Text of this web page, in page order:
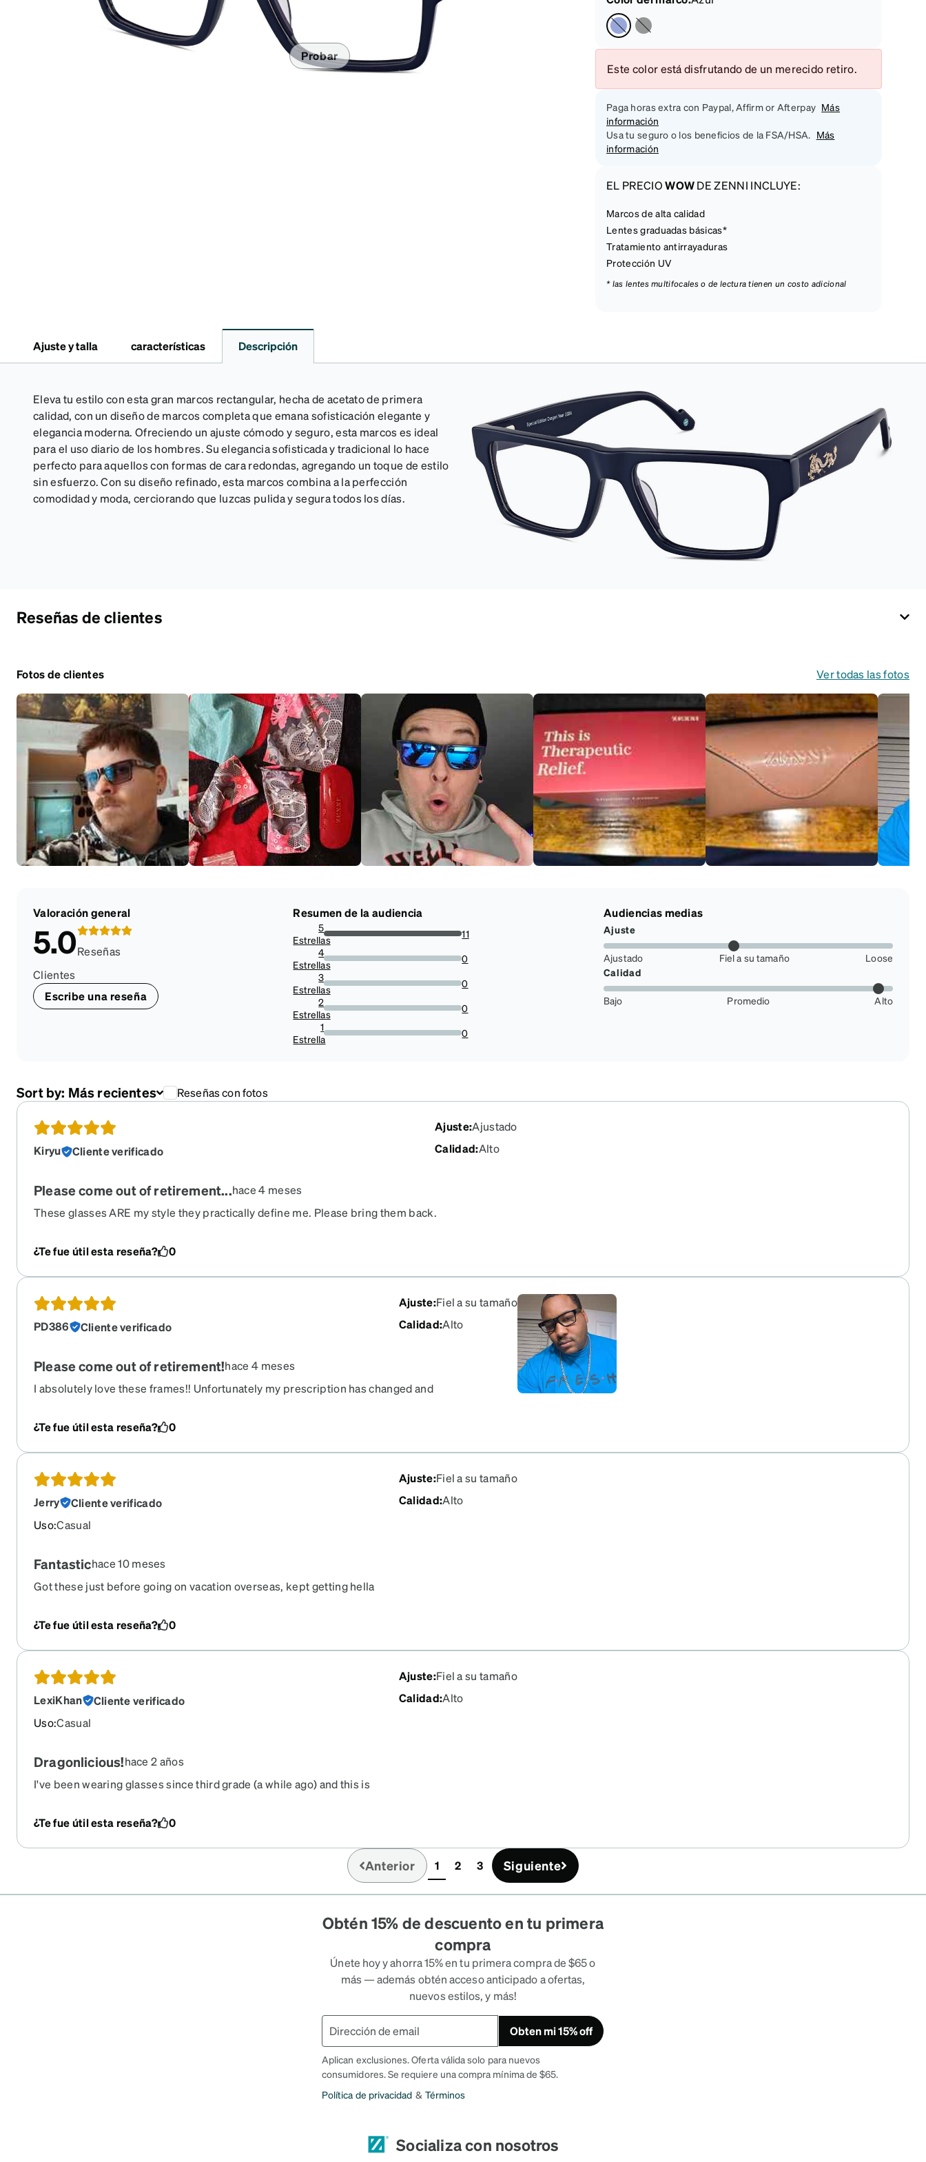
auriculares
Día de partido
Probar
Este color está disfrutando de un merecido retiro.
Paga horas extra con Paypal, Affirm or Afterpay Más
información
Usa tu seguro o los beneficios de la FSA/HSA. Más
información
EL PRECIOWOWDE ZENNI INCLUYE:
Marcos de alta calidad
Lentes graduadas básicas*
Tratamiento antirrayaduras
Protección UV
* las lentes multifocales o de lectura tienen un costo adicional
Ajuste y talla características Descripción
Eleva tu estilo con esta gran marcos rectangular, hecha de acetato de primera
calidad, con un diseño de marcos completa que emana sofisticación elegante y
elegancia moderna. Ofreciendo un ajuste cómodo y seguro, esta marcos es ideal
para el uso diario de los hombres. Su elegancia sofisticada y tradicional lo hace
perfecto para aquellos con formas de cara redondas, agregando un toque de estilo
sin esfuerzo. Con su diseño refinado, esta marcos combina a la perfección
comodidad y moda, cerciorando que luzcas pulida y segura todos los días.
Reseñas de clientes
Fotos de clientes Ver todas las fotos
Valoración general
5.0Reseñas
Clientes
Escribe una reseña
Resumen de la audiencia
5
Estrellas100%
11
4
Estrellas
0%
0
3
Estrellas
0%
0
2
Estrellas
0%
0
1
Estrella0%
0
Audiencias medias
Ajuste
Ajustado Fiel a su tamaño
Loose
Calidad
Bajo Promedio Alto
Sort by: Más recientes Reseñas con fotos
Kiryu Cliente verificado
Ajuste:Ajustado
Calidad:Alto
Please come out of retirement...hace 4 meses
These glasses ARE my style they practically define me. Please bring them back.
¿Te fue útil esta reseña?
0
PD386 Cliente verificado
Ajuste:Fiel a su tamaño
Calidad:Alto
Please come out of retirement!hace 4 meses
I absolutely love these frames!! Unfortunately my prescription has changed and
¿Te fue útil esta reseña?
0
Jerry
Cliente verificado
Uso:Casual
Ajuste:Fiel a su tamaño
Calidad:Alto
Fantastichace 10 meses
Got these just before going on vacation overseas, kept getting hella
¿Te fue útil esta reseña?
0
LexiKhan
Cliente verificado
Uso:Casual
Ajuste:Fiel a su tamaño
Calidad:Alto
Dragonlicious!hace 2 años
I've been wearing glasses since third grade (a while ago) and this is
perfectly. They are bold without being gaudy. The dragon imprint on the sides
are cool. And the prescription and extras that I got with these glasses are
perfect. I don't think I've ever been so happy with a pair of glasses! Highly
¿Te fue útil esta reseña? 0
Anterior 1(current)
2 3 Siguiente
Obtén 15% de descuento en tu primera
compra
Únete hoy y ahorra 15% en tu primera compra de $65 o
más — además obtén acceso anticipado a ofertas,
nuevos estilos, y más!
Obten mi 15% off
Aplican exclusiones. Oferta válida solo para nuevos
consumidores. Se requiere una compra mínima de $65.
Política de privacidad & Términos
Socializa con nosotros